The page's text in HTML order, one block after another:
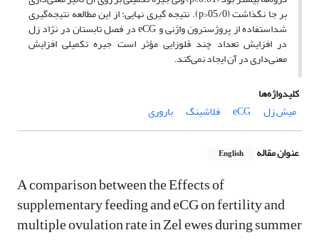
بر جا نگذاشت (05/0<p). نتیجه گیری نهایی: از این مطالعه نتیجه‌گیری
شداستفاده از پروژسترون واژنی و eCG در فصل تابستان در نژاد زل
در افزایش تعداد چند قلوزایی مؤثر است جیره تکمیلی افزایش
معنی‌داری در آن ایجاد نمی‌کند.
کلیدواژه‌ها
میش زل
eCG فلاشینگ باروری
عنوان مقاله English
A comparison between the Effects of
supplementary feeding and eCG on fertility and
multiple ovulation rate in Zel ewes during summer